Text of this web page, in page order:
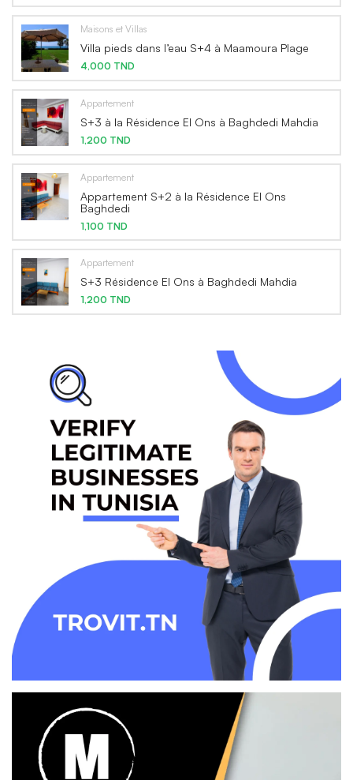
Maisons et Villas
Villa pieds dans l’eau S+4 à Maamoura Plage
4,000 TND
Appartement
S+3 à la Résidence El Ons à Baghdedi Mahdia
1,200 TND
Appartement
Appartement S+2 à la Résidence El Ons
Baghdedi
1,100 TND
Appartement
S+3 Résidence El Ons à Baghdedi Mahdia
1,200 TND